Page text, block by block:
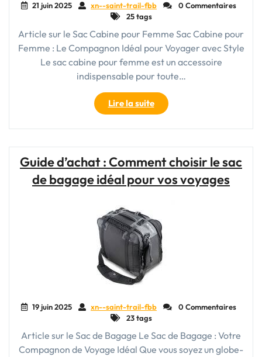
21 juin 2025 xn--saint-trail-fbb
0 Commentaires
25 tags
Article sur le Sac Cabine pour Femme Sac Cabine pour
Femme : Le Compagnon Idéal pour Voyager avec Style
Le sac cabine pour femme est un accessoire
indispensable pour toute…
Lire la suite"Le
Sac
Cabine
:
L’Accessoire
Voyager
avec
Style"
Guide d’achat : Comment choisir le sac
de bagage idéal pour vos voyages
19 juin 2025 xn--saint-trail-fbb
0 Commentaires
23 tags
Article sur le Sac de Bagage Le Sac de Bagage : Votre
Compagnon de Voyage Idéal Que vous soyez un globe-